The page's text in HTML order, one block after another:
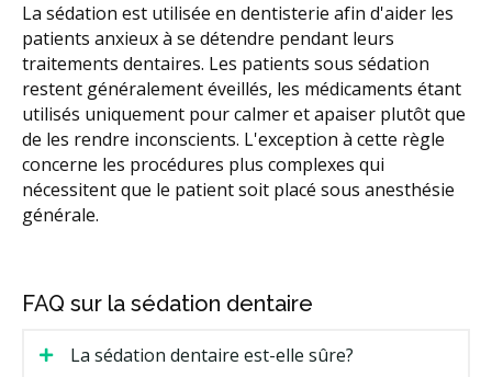
La sédation est utilisée en dentisterie afin d'aider les
patients anxieux à se détendre pendant leurs
traitements dentaires. Les patients sous sédation
restent généralement éveillés, les médicaments étant
utilisés uniquement pour calmer et apaiser plutôt que
de les rendre inconscients. L'exception à cette règle
concerne les procédures plus complexes qui
nécessitent que le patient soit placé sous anesthésie
générale.
FAQ sur la sédation dentaire
La sédation dentaire est-elle sûre?